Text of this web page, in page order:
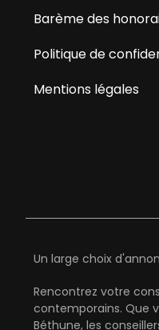
Barème des
Politique de
Mentions légales
Un large choix
Rencontrez votre
contemporains. Que
Béthune, les